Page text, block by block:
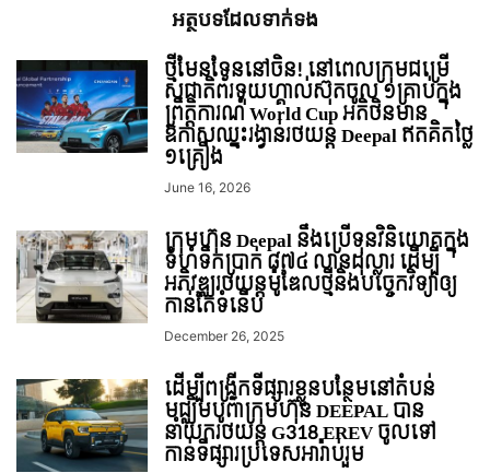
អត្ថបទ​ដែល​ទាក់ទង
ថ្មីមែនទែននៅចិន! នៅពេលក្រុមជម្រើ
សជាតិព័រទុយហ្គាល់ស៊ុតចូល ១គ្រាប់ក្នុង
ព្រឹត្តិការណ៍ World Cup អតិថិនមាន
ឱកាសឈ្នះរង្វាន់រថយន្ដ Deepal ឥតគិតថ្លៃ
១គ្រឿង
June 16, 2026
ក្រុមហ៊ុន Deepal នឹងប្រើទុនវិនិយោគក្នុង
ទំហំទឹកប្រាក់ ៨៧៤ លានដុល្លារ ដើម្បី
អភិវឌ្ឈរថយន្ដម៉ូឌែលថ្មីនិងបច្ចេកវិទ្យាឲ្យ
កាន់តែទំនើប
December 26, 2025
ដើម្បីពង្រីកទីផ្សារខ្លួនបន្ថែមនៅតំបន់
មជ្ឈិមបូព៌ាក្រុមហ៊ុន DEEPAL បាន
នាំយករថយន្ដ G318 EREV ចូលទៅ
កាន់ទីផ្សារប្រទេសអារ៉ាប់រួម